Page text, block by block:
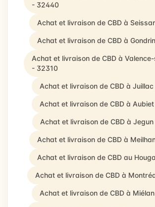
- 32440
Achat et livraison de CBD à
Achat et livraison de CBD à
Achat et livraison de CBD à
- 32310
Achat et livraison de CBD à
Achat et livraison de CBD à
Achat et livraison de CBD à
Achat et livraison de CBD à
Achat et livraison de CBD au
Achat et livraison de CBD à
Achat et livraison de CBD à